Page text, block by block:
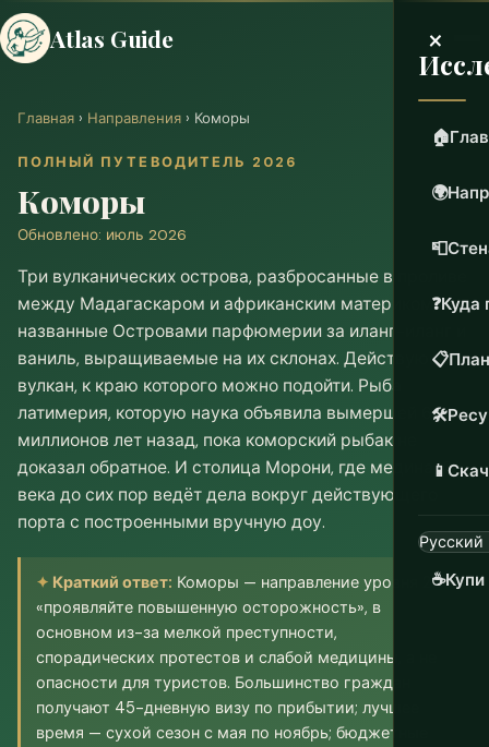
Atlas Guide ×
🏠
🌍
📮
❓Куда
📋
🛠️
📱
☕
Главная › Направления › Коморы
ПОЛНЫЙ ПУТЕВОДИТЕЛЬ 2026
Коморы
Обновлено: июль 2026
Три вулканических острова, разбросанные в проливе
между Мадагаскаром и африканским материком,
названные Островами парфюмерии за иланг-иланг и
ваниль, выращиваемые на их склонах. Действующий
вулкан, к краю которого можно подойти. Рыба
латимерия, которую наука объявила вымершей 65
миллионов лет назад, пока коморский рыбак не
доказал обратное. И столица Морони, где медина XV
века до сих пор ведёт дела вокруг действующего
порта с построенными вручную доу.
Краткий ответ: Коморы — направление уровня 2
«проявляйте повышенную осторожность», в
основном из-за мелкой преступности,
спорадических протестов и слабой медицины, а не
опасности для туристов. Большинство граждан
получают 45-дневную визу по прибытии; лучшее
время — сухой сезон с мая по ноябрь; бюджетные